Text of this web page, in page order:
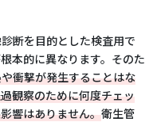
断を目的とした検査用で
本的に異なります。そのた
衝撃が発生することはな
観察のために何度チェッ
響はありません。衛生管